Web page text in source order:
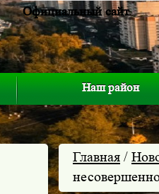
Официальный сайт
Наш район
Главная /